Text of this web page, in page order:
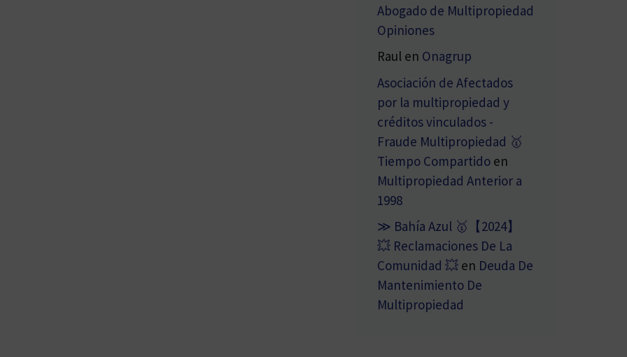
Abogado de Multipropiedad
Opiniones
Raul en Onagrup
Asociación de Afectados
por la multipropiedad y
créditos vinculados -
Fraude Multipropiedad 🥇
Tiempo Compartido en
Multipropiedad Anterior a
1998
≫ Bahía Azul 🥇【2024】
💥 Reclamaciones De La
Comunidad 💥 en Deuda De
Mantenimiento De
Multipropiedad